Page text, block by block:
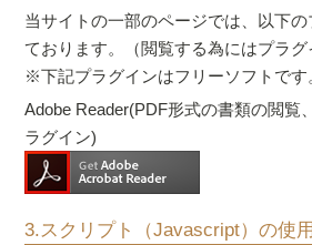
当サイトの一部のページでは、以下
ております。（閲覧する為にはプラグ
※下記プラグインはフリーソフトです
Adobe Reader(PDF形式の書類の閲覧
ラグイン)
3.スクリプト（Javascript）の使